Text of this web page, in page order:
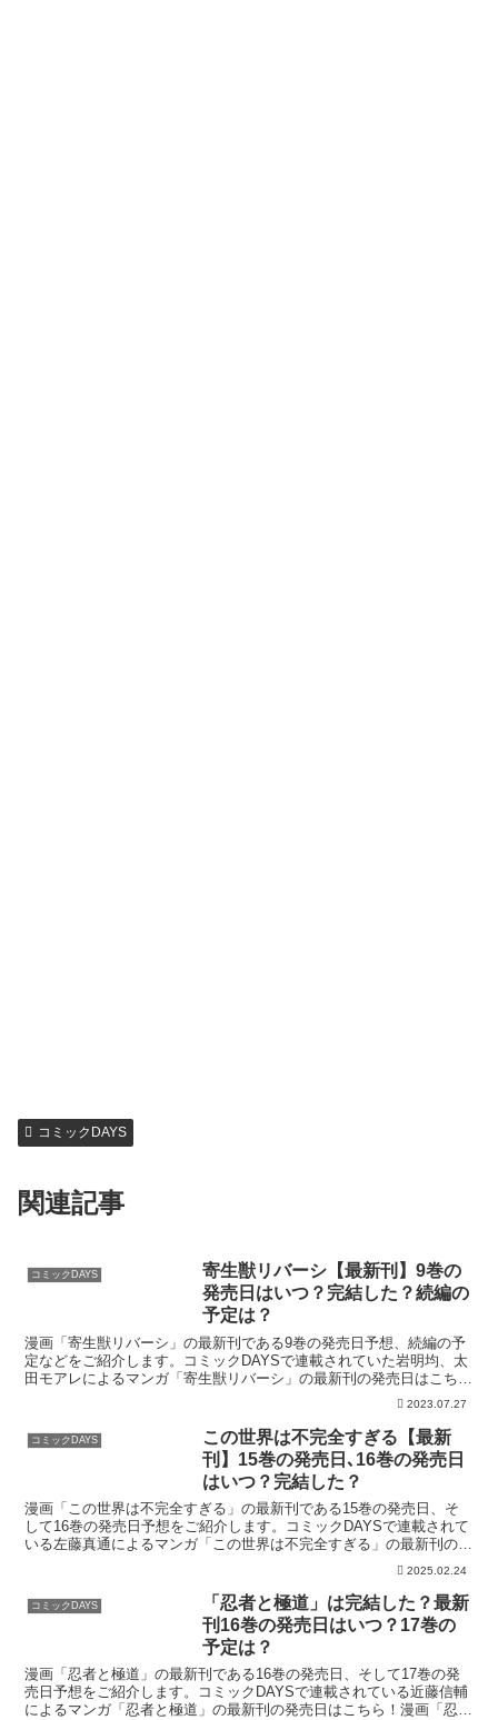
コミックDAYS
関連記事
コミックDAYS
寄生獣リバーシ【最新刊】9巻の
発売日はいつ？完結した？続編の
予定は？
漫画「寄生獣リバーシ」の最新刊である9巻の発売日予想、続編の予
定などをご紹介します。コミックDAYSで連載されていた岩明均、太
田モアレによるマンガ「寄生獣リバーシ」の最新刊の発売日はこち
ら！漫画「寄生獣リバーシ」9巻の発売日はいつ？コミック...2023.07.27
コミックDAYS
この世界は不完全すぎる【最新
刊】15巻の発売日､16巻の発売日
はいつ？完結した？
漫画「この世界は不完全すぎる」の最新刊である15巻の発売日、そ
して16巻の発売日予想をご紹介します。コミックDAYSで連載されて
いる左藤真通によるマンガ「この世界は不完全すぎる」の最新刊の発
2025.02.24
コミックDAYS
「忍者と極道」は完結した？最新
刊16巻の発売日はいつ？17巻の
予定は？
漫画「忍者と極道」の最新刊である16巻の発売日、そして17巻の発
売日予想をご紹介します。コミックDAYSで連載されている近藤信輔
によるマンガ「忍者と極道」の最新刊の発売日はこちら！漫画「忍者